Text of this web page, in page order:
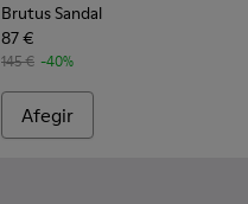
Brutus Sandal
87 €
145 € -40%
Afegir